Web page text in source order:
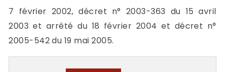
7 février 2002, décret n° 2003-363 du 15 avril
2003 et arrêté du 18 février 2004 et décret n°
2005-542 du 19 mai 2005.